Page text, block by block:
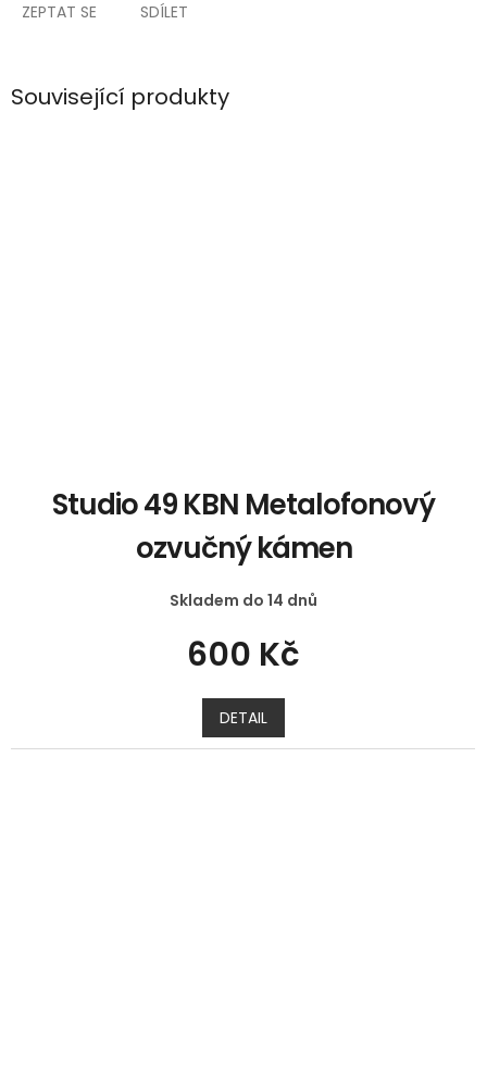
ZEPTAT SE SDÍLET
Související produkty
Studio 49 KBN Metalofonový
ozvučný kámen
Skladem do 14 dnů
600 Kč
DETAIL